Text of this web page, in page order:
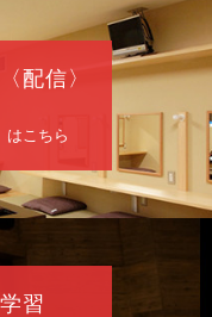
配信〉
はこちら
習